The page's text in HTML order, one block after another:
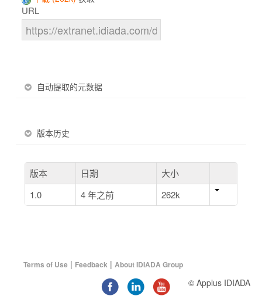
URL
自动提取的元数据
版本历史
版本 日期
大小
1.0
4 年之前 262k
Terms of Use | Feedback | About IDIADA Group
© Applus IDIADA